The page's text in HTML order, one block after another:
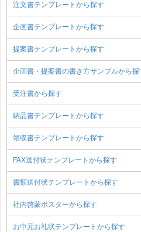
注文書テンプレートから探す
企画書テンプレートから探す
提案書テンプレートから探す
企画書・提案書の書き方サンプルから探
受注書から探す
納品書テンプレートから探す
領収書テンプレートから探す
FAX送付状テンプレートから探す
書類送付状テンプレートから探す
社内啓蒙ポスターから探す
お中元お礼状テンプレートから探す